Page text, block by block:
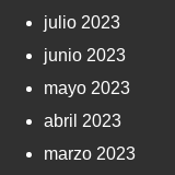
julio 2023
junio 2023
mayo 2023
abril 2023
marzo 2023